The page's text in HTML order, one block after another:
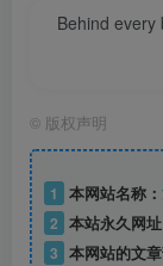
Behind
© 版权声明
1 本网站名称：
2 本站永久网址
3 本网站的文